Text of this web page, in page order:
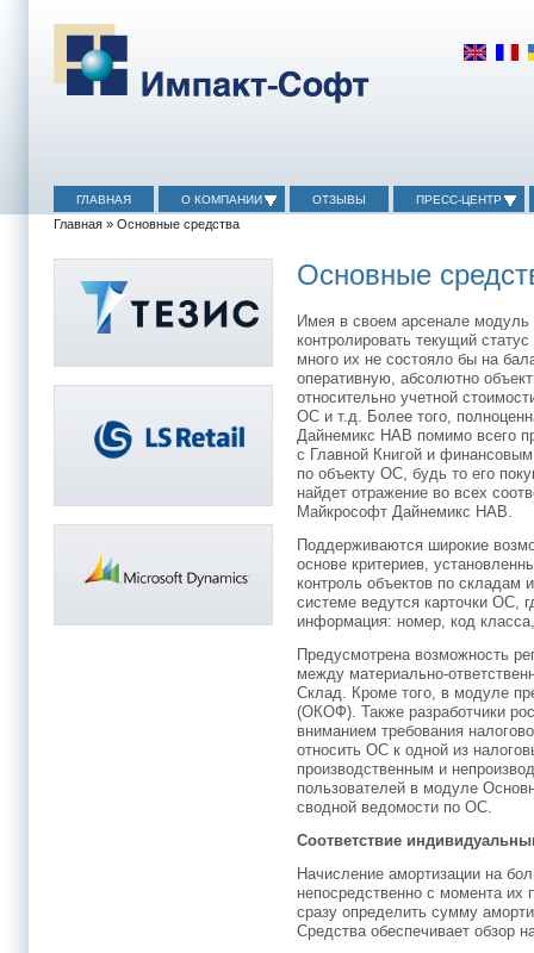
ГЛАВНАЯ О КОМПАНИИ ОТЗЫВЫ ПРЕСС-ЦЕНТР
Главная » Основные средства
Основные
Имея в своем арсенале
контролировать текущий
много их не состояло бы на
оперативную, абсолютно
относительно учетной
ОС и т.д. Более того,
Дайнемикс НАВ помимо всего
с Главной Книгой и
по объекту ОС, будь то его
найдет отражение во всех
Майкрософт Дайнемикс НАВ.
Поддерживаются широкие
основе критериев,
контроль объектов по
системе ведутся карточки ОС,
информация: номер, код
Предусмотрена возможность
между материально-
Склад. Кроме того, в модуле
(ОКОФ). Также разработчики
вниманием требования
относить ОС к одной из
производственным и
пользователей в модуле
сводной ведомости по ОС.
Соответствие
Начисление амортизации на
непосредственно с момента их
сразу определить сумму
Средства обеспечивает обзор